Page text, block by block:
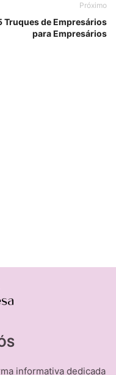
Próximo
Truques de Empresários
para Empresários
informativa dedicada